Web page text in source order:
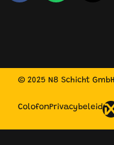
© 2025 N8 Schicht
ColofonPrivacybeleid